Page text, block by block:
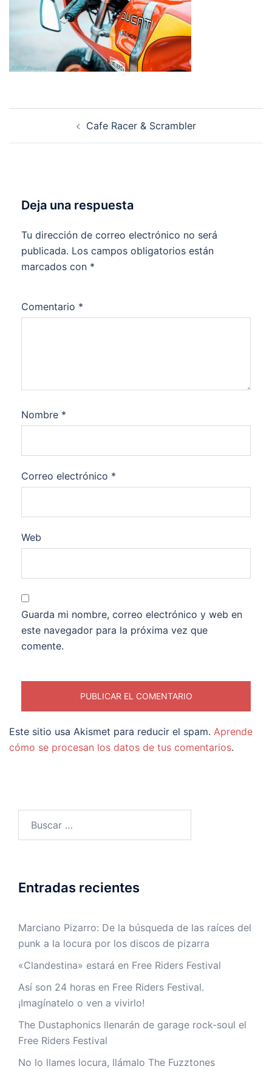
Cafe Racer & Scrambler
Deja una respuesta
Tu dirección de correo electrónico no será
publicada. Los campos obligatorios están
marcados con *
Comentario *
Nombre *
Correo electrónico *
Web
Guarda mi nombre, correo electrónico y web en
este navegador para la próxima vez que
comente.
Este sitio usa Akismet para reducir el spam. Aprende
cómo se procesan los datos de tus comentarios.
Entradas recientes
Marciano Pizarro: De la búsqueda de las raíces del
punk a la locura por los discos de pizarra
«Clandestina» estará en Free Riders Festival
Así son 24 horas en Free Riders Festival.
¡Imagínatelo o ven a vivirlo!
The Dustaphonics llenarán de garage rock-soul el
Free Riders Festival
No lo llames locura, llámalo The Fuzztones